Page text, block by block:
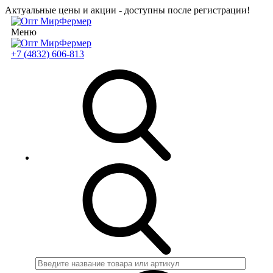
Актуальные цены и акции - доступны после регистрации!
Меню
+7 (4832) 606-813